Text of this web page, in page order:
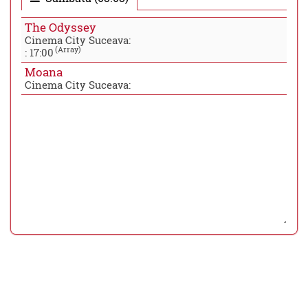
The Odyssey
Cinema City Suceava:
: 17:00 (Array)
Moana
Cinema City Suceava: